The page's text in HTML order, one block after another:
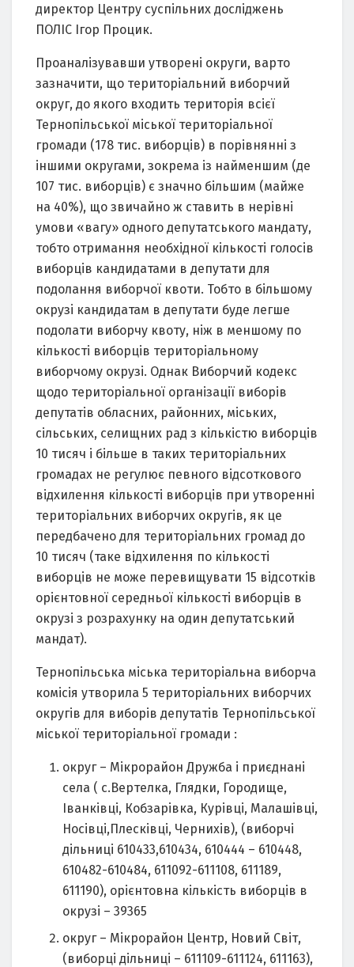
директор Центру суспільних досліджень
ПОЛІС Ігор Процик.
Проаналізувавши утворені округи, варто
зазначити, що територіальний виборчий
округ, до якого входить територія всієї
Тернопільської міської територіальної
громади (178 тис. виборців) в порівнянні з
іншими округами, зокрема із найменшим (де
107 тис. виборців) є значно більшим (майже
на 40%), що звичайно ж ставить в нерівні
умови «вагу» одного депутатського мандату,
тобто отримання необхідної кількості голосів
виборців кандидатами в депутати для
подолання виборчої квоти. Тобто в більшому
окрузі кандидатам в депутати буде легше
подолати виборчу квоту, ніж в меншому по
кількості виборців територіальному
виборчому окрузі. Однак Виборчий кодекс
щодо територіальної організації виборів
депутатів обласних, районних, міських,
сільських, селищних рад з кількістю виборців
10 тисяч і більше в таких територіальних
громадах не регулює певного відсоткового
відхилення кількості виборців при утворенні
територіальних виборчих округів, як це
передбачено для територіальних громад до
10 тисяч (таке відхилення по кількості
виборців не може перевищувати 15 відсотків
орієнтовної середньої кількості виборців в
окрузі з розрахунку на один депутатський
мандат).
Тернопільська міська територіальна виборча
комісія утворила 5 територіальних виборчих
округів для виборів депутатів Тернопільської
міської територіальної громади :
округ – Мікрорайон Дружба і приєднані
села ( c.Вертелка, Глядки, Городище,
Іванківці, Кобзарівка, Курівці, Малашівці,
Носівці,Плесківці, Чернихів), (виборчі
дільниці 610433,610434, 610444 – 610448,
610482-610484, 611092-611108, 611189,
611190), орієнтовна кількість виборців в
окрузі – 39365
округ – Мікрорайон Центр, Новий Світ,
(виборці дільниці – 611109-611124, 611163),